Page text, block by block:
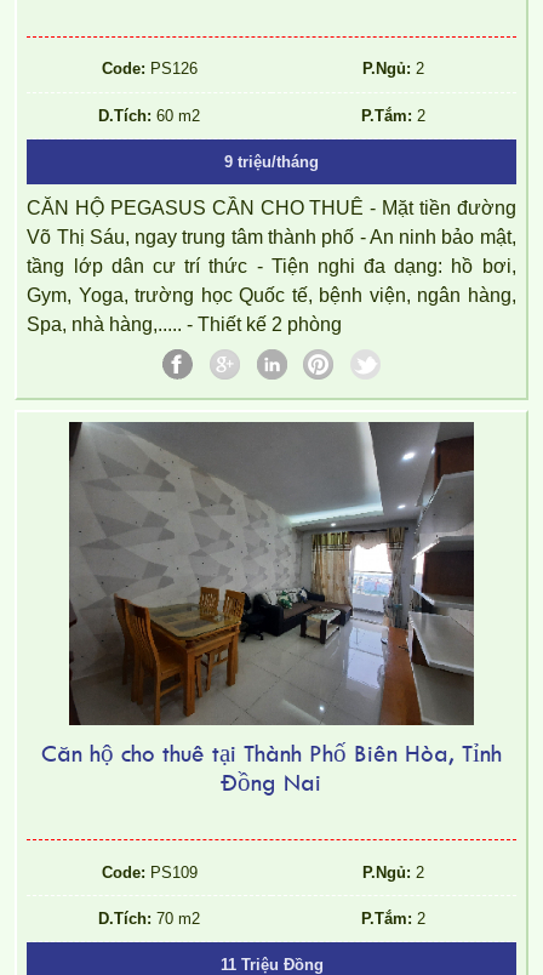
Code: PS126 P.Ngủ: 2
D.Tích: 60 m2 P.Tắm: 2
9 triệu/tháng
CĂN HỘ PEGASUS CẦN CHO THUÊ - Mặt tiền đường
Võ Thị Sáu, ngay trung tâm thành phố - An ninh bảo mật,
tầng lớp dân cư trí thức - Tiện nghi đa dạng: hồ bơi,
Gym, Yoga, trường học Quốc tế, bệnh viện, ngân hàng,
Spa, nhà hàng,..... - Thiết kế 2 phòng
Căn hộ cho thuê tại Thành Phố Biên Hòa, Tỉnh
Đồng Nai
Code: PS109 P.Ngủ: 2
D.Tích: 70 m2 P.Tắm: 2
11 Triệu Đồng